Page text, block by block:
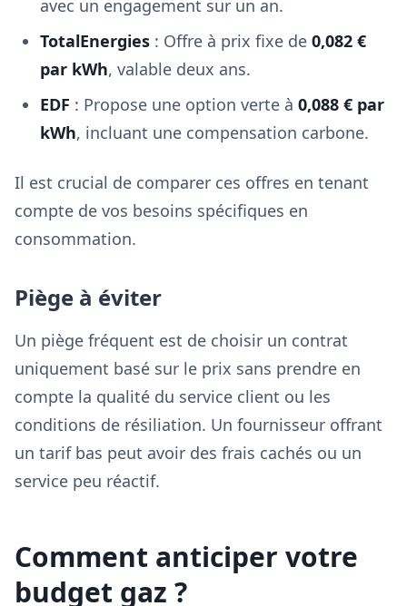
avec un engagement sur un an.
TotalEnergies : Offre à prix fixe de 0,082 €
par kWh, valable deux ans.
EDF : Propose une option verte à 0,088 € par
kWh, incluant une compensation carbone.
Il est crucial de comparer ces offres en tenant
compte de vos besoins spécifiques en
consommation.
Piège à éviter
Un piège fréquent est de choisir un contrat
uniquement basé sur le prix sans prendre en
compte la qualité du service client ou les
conditions de résiliation. Un fournisseur offrant
un tarif bas peut avoir des frais cachés ou un
service peu réactif.
Comment anticiper votre
budget gaz ?